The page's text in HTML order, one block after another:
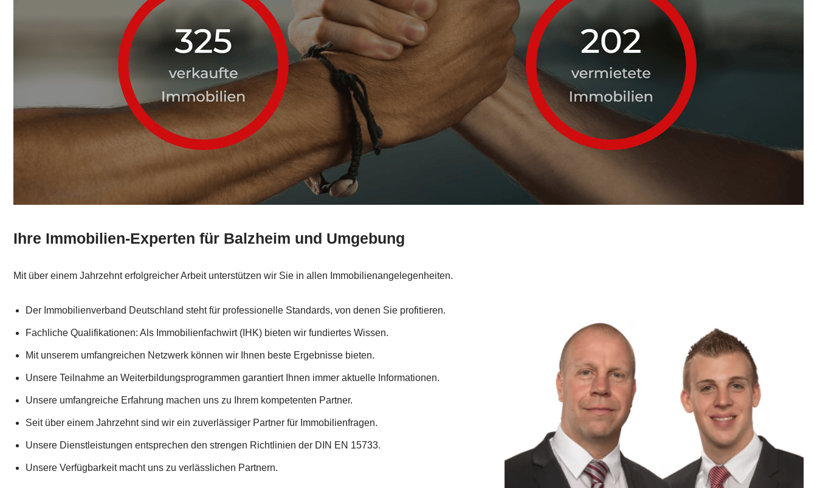
Ihre Immobilien-Experten für Balzheim und Umgebung
Mit über einem Jahrzehnt erfolgreicher Arbeit unterstützen wir Sie in allen Immobilienangelegenheiten.
Der Immobilienverband Deutschland steht für professionelle Standards, von denen Sie profitieren.
Fachliche Qualifikationen: Als Immobilienfachwirt (IHK) bieten wir fundiertes Wissen.
Mit unserem umfangreichen Netzwerk können wir Ihnen beste Ergebnisse bieten.
Unsere Teilnahme an Weiterbildungsprogrammen garantiert Ihnen immer aktuelle Informationen.
Unsere umfangreiche Erfahrung machen uns zu Ihrem kompetenten Partner.
Seit über einem Jahrzehnt sind wir ein zuverlässiger Partner für Immobilienfragen.
Unsere Dienstleistungen entsprechen den strengen Richtlinien der DIN EN 15733.
Unsere Verfügbarkeit macht uns zu verlässlichen Partnern.